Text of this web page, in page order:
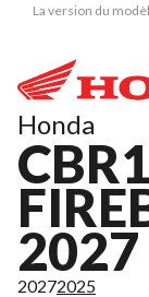
La version du
Honda
2027
20272025